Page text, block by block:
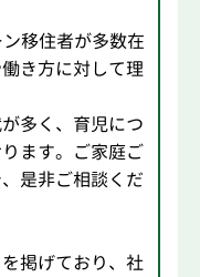
移住者が多数在
き方に対して理
多く、育児につ
ます。ご家庭ご
是非ご相談くだ
掲げており、社